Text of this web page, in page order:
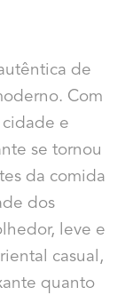
de
Com
e
se tornou
da comida
dos
leve e
casual,
quanto